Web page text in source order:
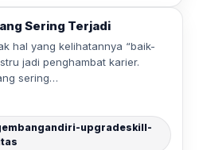
Sering Terjadi
hal yang kelihatannya “baik-
jadi penghambat karier.
sering…
upgradeskill-